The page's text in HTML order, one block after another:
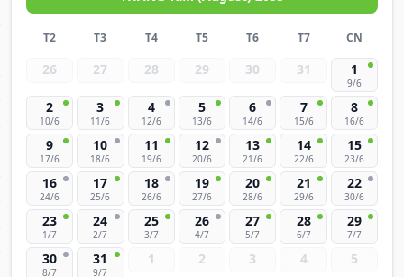
T2 T3 T4 T5 T6 T7 CN
26 27 28 29 30 31 1
9/6
2
10/6
3
11/6
4
12/6
5
13/6
6
14/6
7
15/6
8
16/6
9
17/6
10
18/6
11
19/6
12
20/6
13
21/6
14
22/6
15
23/6
16
24/6
17
25/6
18
26/6
19
27/6
20
28/6
21
29/6
22
30/6
23
1/7
24
2/7
25
3/7
26
4/7
27
5/7
28
6/7
29
7/7
30
8/7
31
9/7
1 2 3 4 5